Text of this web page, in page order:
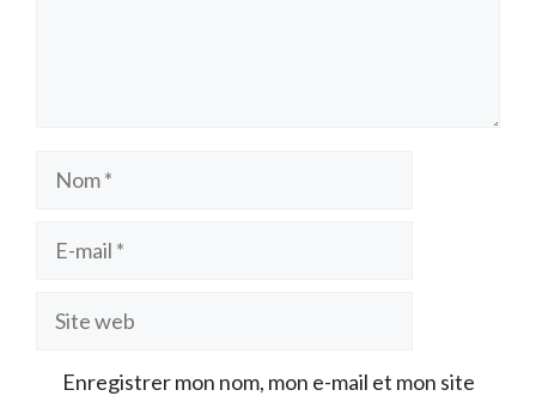
Nom
Site
Enregistrer mon nom, mon e-mail et mon site